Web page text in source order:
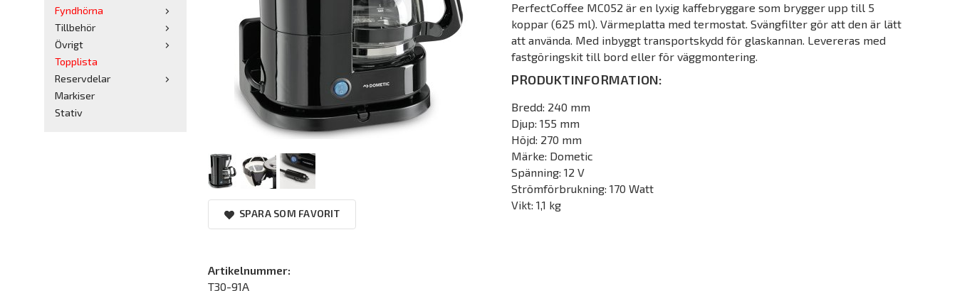
Fyndhörna
Tillbehör
Övrigt
Topplista
Reservdelar
Markiser
Stativ
PerfectCoffee MC052 är en lyxig kaffebryggare som brygger upp till 5
koppar (625 ml). Värmeplatta med termostat. Svängfilter gör att den är lätt
att använda. Med inbyggt transportskydd för glaskannan. Levereras med
fastgöringskit till bord eller för väggmontering.
PRODUKTINFORMATION:
Bredd: 240 mm
Djup: 155 mm
Höjd: 270 mm
Märke: Dometic
Spänning: 12 V
Strömförbrukning: 170 Watt
Vikt: 1,1 kg
SPARA SOM FAVORIT
Artikelnummer:
T30-91A